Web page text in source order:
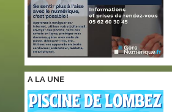
A LA UNE